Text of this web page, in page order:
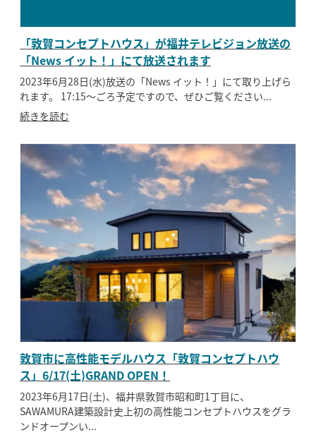
「敦賀コンセプトハウス」が福井テレビジョン放送の
「News イット！」にて放送されます
2023年6月28日(水)放送の「News イット！」にて取り上げら
れます。 17:15〜ごろ予定ですので、ぜひご覧ください...
続きを読む
敦賀市に高性能モデルハウス「敦賀コンセプトハウ
ス」6/17(土)GRAND OPEN！
2023年6月17日(土)、福井県敦賀市昭和町1丁目に、
SAWAMURA建築設計史上初の高性能コンセプトハウスをグラ
ンドオープンい...